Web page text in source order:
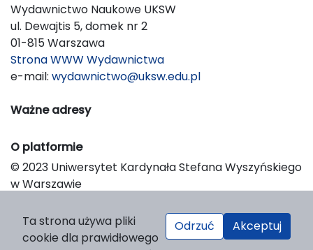
Wydawnictwo Naukowe UKSW
ul. Dewajtis 5, domek nr 2
01-815 Warszawa
Strona WWW Wydawnictwa
e-mail: wydawnictwo@uksw.edu.pl
Ważne adresy
O platformie
© 2023 Uniwersytet Kardynała Stefana Wyszyńskiego
w Warszawie
Platform & Workflow by OJS/PKP
Ta strona używa pliki
cookie dla prawidłowego
Odrzuć Akceptuj